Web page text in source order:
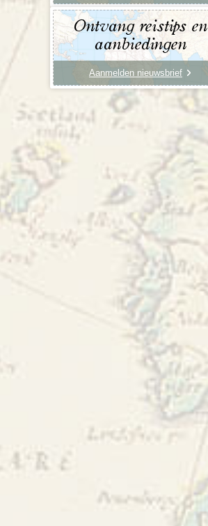
Ontvang reistips en
aanbiedingen
Aanmelden nieuwsbrief